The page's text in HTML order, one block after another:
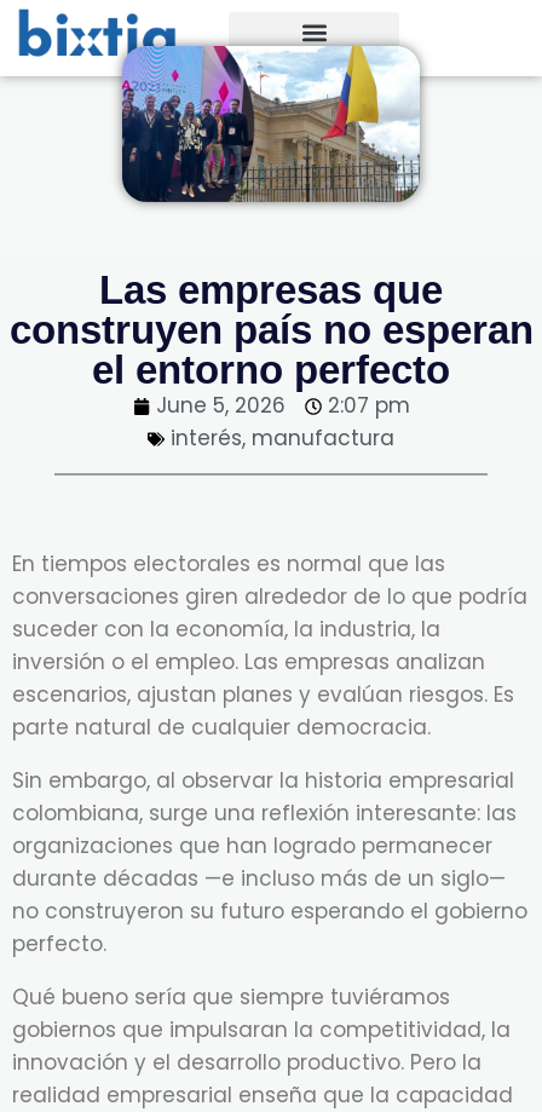
Las empresas que
construyen país no esperan
el entorno perfecto
June 5, 2026
2:07 pm
interés, manufactura
En tiempos electorales es normal que las
conversaciones giren alrededor de lo que podría
suceder con la economía, la industria, la
inversión o el empleo. Las empresas analizan
escenarios, ajustan planes y evalúan riesgos. Es
parte natural de cualquier democracia.
Sin embargo, al observar la historia empresarial
colombiana, surge una reflexión interesante: las
organizaciones que han logrado permanecer
durante décadas —e incluso más de un siglo—
no construyeron su futuro esperando el gobierno
perfecto.
Qué bueno sería que siempre tuviéramos
gobiernos que impulsaran la competitividad, la
innovación y el desarrollo productivo. Pero la
realidad empresarial enseña que la capacidad